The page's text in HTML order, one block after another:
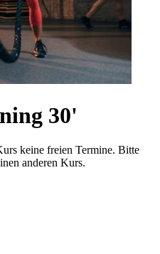
30'
keine freien Termine. Bitte
anderen Kurs.